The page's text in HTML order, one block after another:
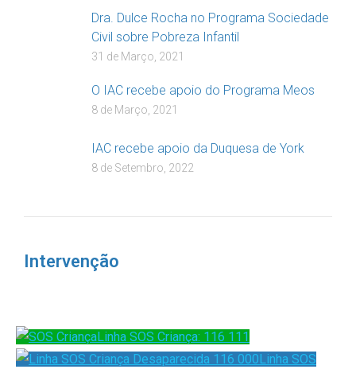
Dra. Dulce Rocha no Programa Sociedade
Civil sobre Pobreza Infantil
31 de Março, 2021
O IAC recebe apoio do Programa Meos
8 de Março, 2021
IAC recebe apoio da Duquesa de York
8 de Setembro, 2022
Intervenção
Linha SOS Criança: 116 111
Linha SOS